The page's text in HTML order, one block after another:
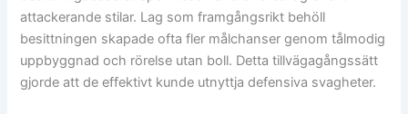
attackerande stilar. Lag som framgångsrikt behöll
besittningen skapade ofta fler målchanser genom tålmodig
uppbyggnad och rörelse utan boll. Detta tillvägagångssätt
gjorde att de effektivt kunde utnyttja defensiva svagheter.